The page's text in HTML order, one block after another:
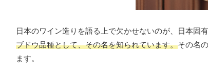
日本のワイン造りを語る上で欠かせないのが、日本固
ブドウ品種として、その名を知られています。その名
ます。